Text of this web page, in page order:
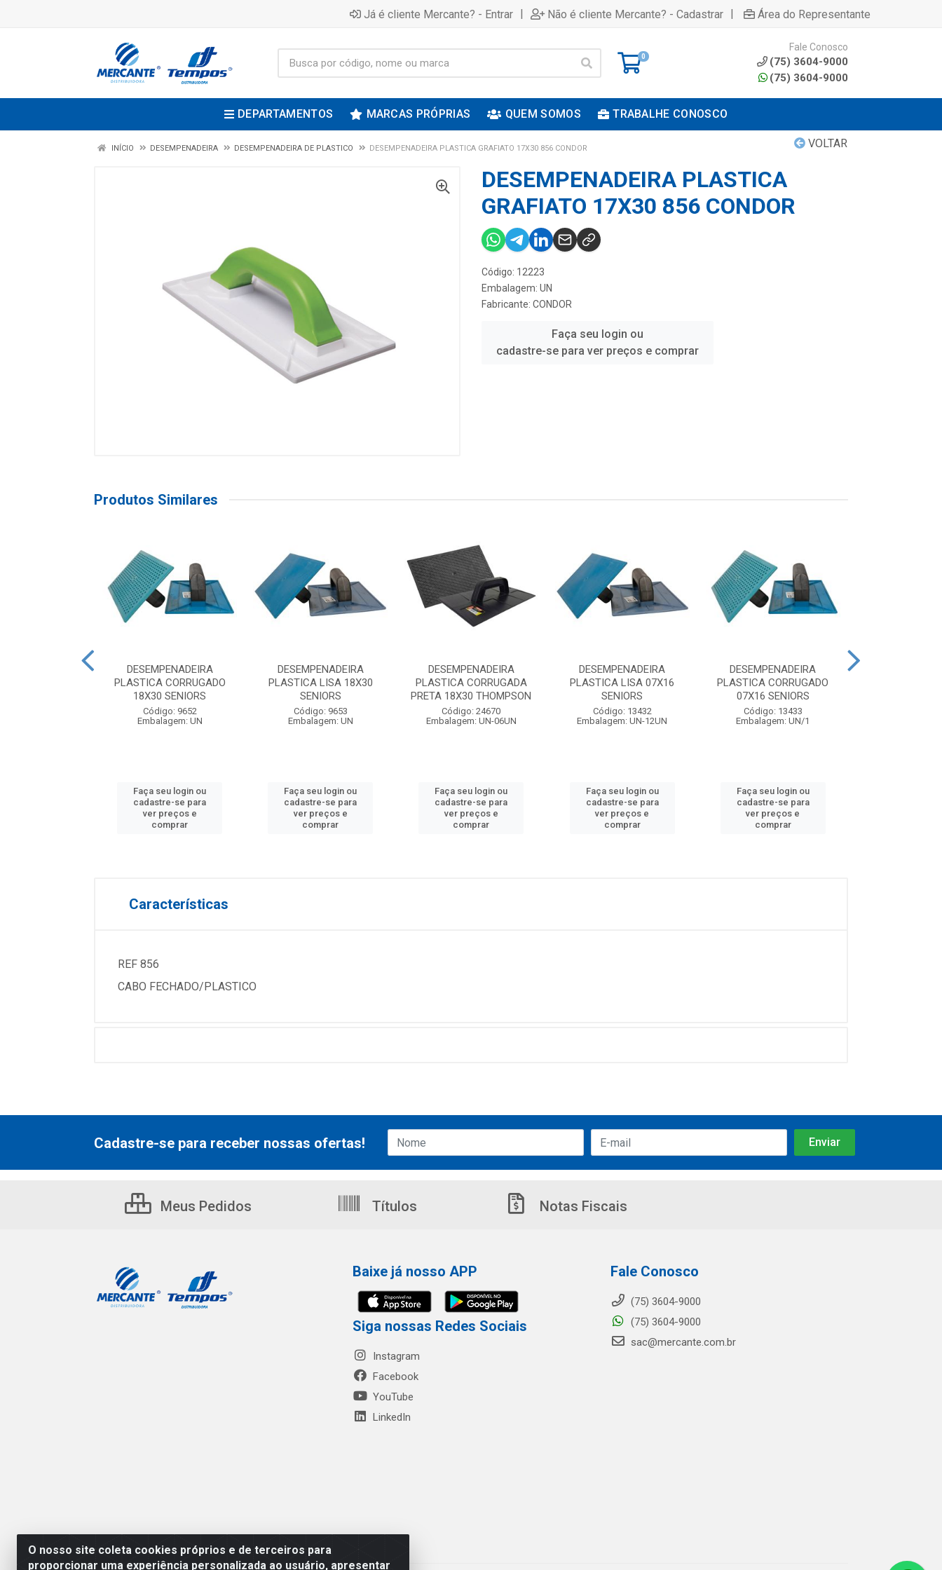
Já é cliente Mercante? - Entrar | Não é cliente Mercante? - Cadastrar | Área do Representante
0
Fale Conosco
(75) 3604-9000
(75) 3604-9000
DEPARTAMENTOS MARCAS PRÓPRIAS QUEM SOMOS TRABALHE CONOSCO
VOLTAR
INÍCIO DESEMPENADEIRA DESEMPENADEIRA DE PLASTICO DESEMPENADEIRA PLASTICA GRAFIATO 17X30 856 CONDOR
DESEMPENADEIRA PLASTICA
GRAFIATO 17X30 856 CONDOR
Código: 12223
Embalagem: UN
Fabricante: CONDOR
Faça seu login ou
cadastre-se para ver preços e comprar
Produtos Similares
DESEMPENADEIRA
PLASTICA CORRUGADO
18X30 SENIORS
Código: 9652
Embalagem: UN
Faça seu login ou
cadastre-se para
ver preços e
comprar
DESEMPENADEIRA
PLASTICA LISA 18X30
SENIORS
Código: 9653
Embalagem: UN
Faça seu login ou
cadastre-se para
ver preços e
comprar
DESEMPENADEIRA
PLASTICA CORRUGADA
PRETA 18X30 THOMPSON
Código: 24670
Embalagem: UN-06UN
Faça seu login ou
cadastre-se para
ver preços e
comprar
DESEMPENADEIRA
PLASTICA LISA 07X16
SENIORS
Código: 13432
Embalagem: UN-12UN
Faça seu login ou
cadastre-se para
ver preços e
comprar
DESEMPENADEIRA
PLASTICA CORRUGADO
07X16 SENIORS
Código: 13433
Embalagem: UN/1
Faça seu login ou
cadastre-se para
ver preços e
comprar
Características
REF 856
CABO FECHADO/PLASTICO
O nosso site coleta cookies próprios e de terceiros para
proporcionar uma experiência personalizada ao usuário, apresentar
Cadastre-se para receber nossas ofertas!
Meus Pedidos Títulos Notas Fiscais
Baixe já nosso APP
Siga nossas Redes Sociais
Instagram
Facebook
YouTube
LinkedIn
Fale Conosco
(75) 3604-9000
(75) 3604-9000
sac@mercante.com.br